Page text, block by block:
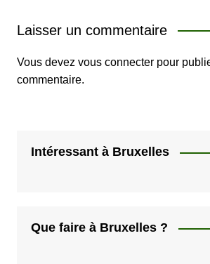
Laisser un commentaire
Vous devez vous connecterpour
commentaire.
Intéressant à Bruxelles
Que faire à Bruxelles ?